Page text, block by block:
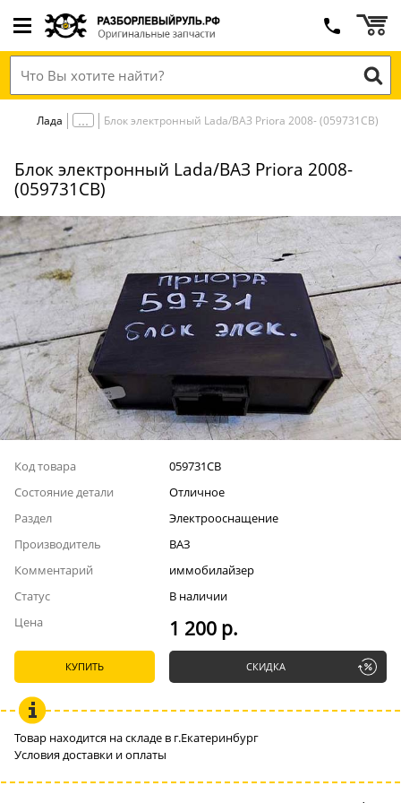
Лада Блок электронный Lada/ВАЗ Priora 2008- (059731СВ)
Блок электронный Lada/ВАЗ Priora 2008-
(059731СВ)
Код товара
059731СВ
Состояние детали
Отличное
Раздел
Электрооснащение
Производитель
ВАЗ
Комментарий
иммобилайзер
Статус
В наличии
Цена
1 200 р.
КУПИТЬ СКИДКА
Товар находится на складе в г.Екатеринбург
Условия доставки и оплаты